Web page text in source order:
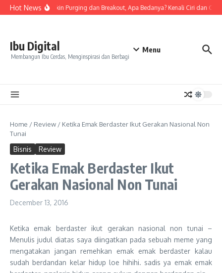
Skip to content
Hot NewsTanda Skin Purging dan Breakout, Apa Bedanya? Kenali Ciri dan Cara
Ibu Digital
Membangun Ibu Cerdas, Menginspirasi dan Berbagi
Menu
Home / Review / Ketika Emak Berdaster Ikut Gerakan Nasional Non
Tunai
Bisnis Review
Ketika Emak Berdaster Ikut
Gerakan Nasional Non Tunai
December 13, 2016
Ketika emak berdaster ikut gerakan nasional non tunai –
Menulis judul diatas saya diingatkan pada sebuah meme yang
mengatakan jangan remehkan emak emak berdaster kalau
sudah berdandan kelar hidup loe hihihi. sadis ya emak emak